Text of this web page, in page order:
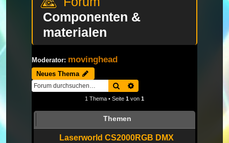
Componenten &
materialen
Moderator: movinghead
Neues Thema
Suche
1 Thema • Seite 1 von 1
Themen
Laserworld CS2000RGB DMX